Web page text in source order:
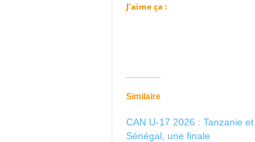
J’aime ça :
Similaire
CAN U-17 2026 : Tanzanie et
Sénégal, une finale